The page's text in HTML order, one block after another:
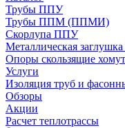
Трубы ППУ
Трубы ППМ (ППМИ)
Скорлупа ППУ
Металлическая
Опоры скользящие
Услуги
Изоляция труб и
Обзоры
Акции
Расчет теплотрассы